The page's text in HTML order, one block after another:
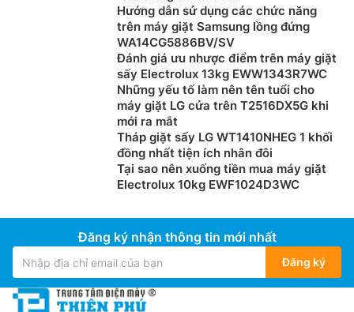
Hướng dẫn sử dụng các chức năng
trên máy giặt Samsung lồng đứng
WA14CG5886BV/SV
Đánh giá ưu nhược điểm trên máy giặt
sấy Electrolux 13kg EWW1343R7WC
Những yếu tố làm nên tên tuổi cho
máy giặt LG cửa trên T2516DX5G khi
mới ra mắt
Tháp giặt sấy LG WT1410NHEG 1 khối
đồng nhất tiện ích nhân đôi
Tại sao nên xuống tiền mua máy giặt
Electrolux 10kg EWF1024D3WC
Đăng ký nhận thông tin mới nhất
Đăng ký